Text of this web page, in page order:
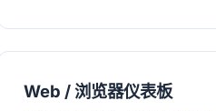
Web / 浏览器仪表板